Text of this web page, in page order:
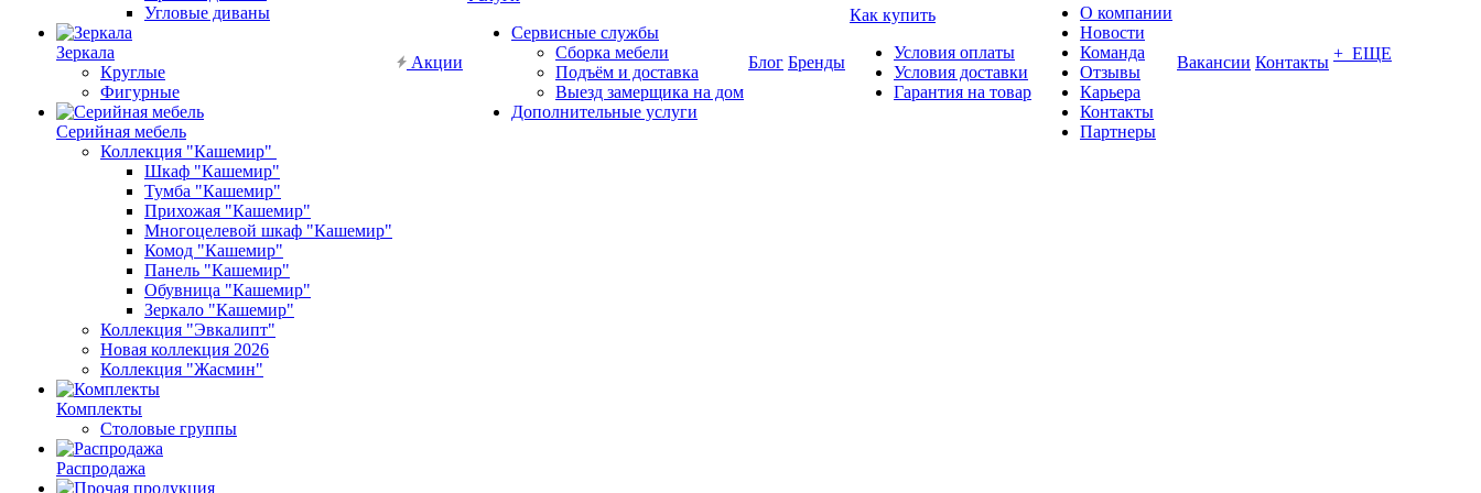
Угловые диваны
Зеркала
Круглые
Фигурные
Серийная мебель
Коллекция "Кашемир"
Шкаф "Кашемир"
Тумба "Кашемир"
Прихожая "Кашемир"
Многоцелевой шкаф "Кашемир"
Комод "Кашемир"
Панель "Кашемир"
Обувница "Кашемир"
Зеркало "Кашемир"
Коллекция "Эвкалипт"
Новая коллекция 2026
Коллекция "Жасмин"
Комплекты
Столовые группы
Распродажа
Акции
Сервисные службы
Сборка мебели
Подъём и доставка
Выезд замерщика на дом
Дополнительные услуги
Блог Бренды
Как купить
Условия оплаты
Условия доставки
Гарантия на товар
О компании
Новости
Команда
Отзывы
Карьера
Контакты
Партнеры
Вакансии Контакты + ЕЩЕ